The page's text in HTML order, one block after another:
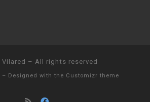
Vilared – All rights reserved
– Designed with the Customizr theme